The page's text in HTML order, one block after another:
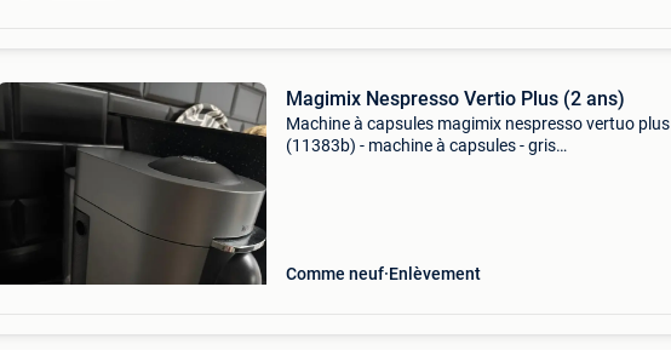
Magimix Nespresso Vertio Plus (2 ans)
Machine à capsules magimix nespresso vertuo plus
(11383b) - machine à capsules - gris
Comme neuf Enlèvement